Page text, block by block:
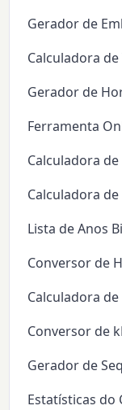
Gerador de
Calculadora
Gerador de
Ferramenta
Calculadora
Calculadora
Lista de Anos
Conversor de
Calculadora
Conversor de
Gerador de
Estatísticas do